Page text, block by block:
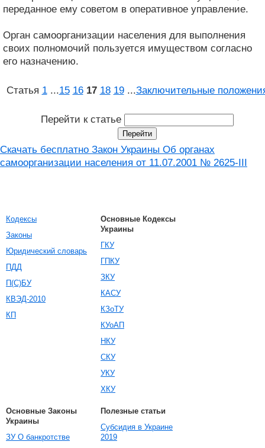
переданное ему советом в оперативное управление.
Орган самоорганизации населения для выполнения
своих полномочий пользуется имуществом согласно
его назначению.
Статья 1 ...15 16 17 18 19 ...Заключительные
Перейти к статье
Скачать бесплатно Закон Украины Об органах
самоорганизации населения от 11.07.2001 № 2625-III
Кодексы
Законы
Юридический словарь
ПДД
П(С)БУ
КВЭД-2010
КП
Основные Кодексы
Украины
ГКУ
ГПКУ
ЗКУ
КАСУ
КЗоТУ
КУоАП
НКУ
СКУ
УКУ
ХКУ
Основные Законы
Украины
ЗУ О банкротстве
Полезные статьи
Субсидия в Украине
2019